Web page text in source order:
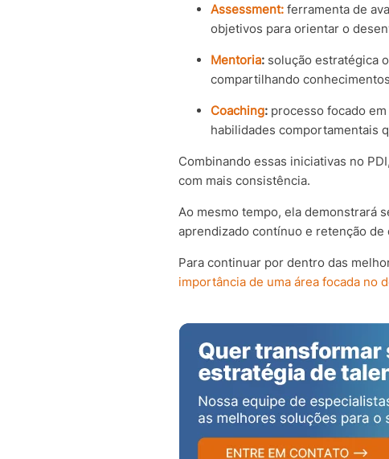
Assessment: ferramenta de
objetivos para orientar o
Mentoria: solução estratégica
compartilhando
Coaching: processo focado
habilidades comportamentais
Combinando essas iniciativas no
com mais consistência.
Ao mesmo tempo, ela demonstrará
aprendizado contínuo e retenção de
Para continuar por dentro das
importância de uma área focada no